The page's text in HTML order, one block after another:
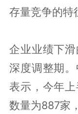
存量竞争的特
企业业绩下
深度调整期
表示，今年
数量为887家